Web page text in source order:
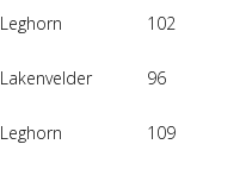
Leghorn
102
Lakenvelder
96
Leghorn
109